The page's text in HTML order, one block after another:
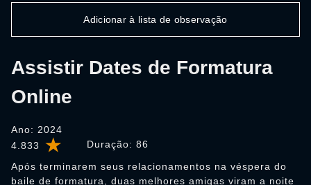
4.833 Duração: 86
Assistir Dates de Formatura
Online
Ano: 2024
Após terminarem seus relacionamentos na véspera do
baile de formatura, duas melhores amigas viram a noite
Adicionar à lista de observação